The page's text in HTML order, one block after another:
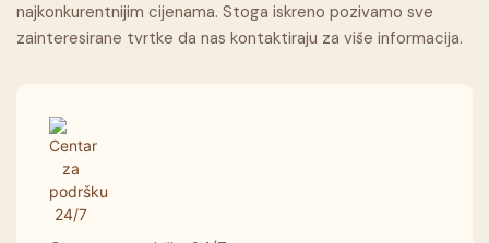
najkonkurentnijim cijenama. Stoga iskreno pozivamo sve
zainteresirane tvrtke da nas kontaktiraju za više informacija.